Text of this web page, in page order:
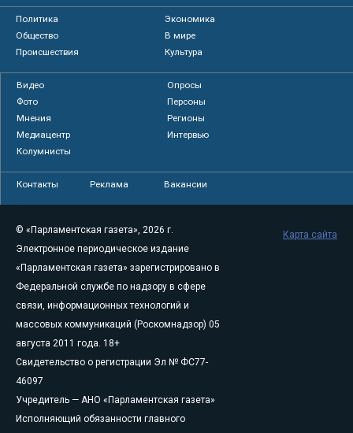
Политика
Экономика
Общество
В мире
Происшествия
Культура
Видео
Опросы
Фото
Персоны
Мнения
Регионы
Медиацентр
Интервью
Колумнисты
Контакты Реклама Вакансии
© «Парламентская газета», 2026 г.
Электронное периодическое издание
«Парламентская газета» зарегистрировано в
Федеральной службе по надзору в сфере
связи, информационных технологий и
массовых коммуникаций (Роскомнадзор) 05
августа 2011 года. 18+
Свидетельство о регистрации Эл № ФС77-
46097
Учредитель — АНО «Парламентская газета»
Исполняющий обязанности главного
Карта сайта